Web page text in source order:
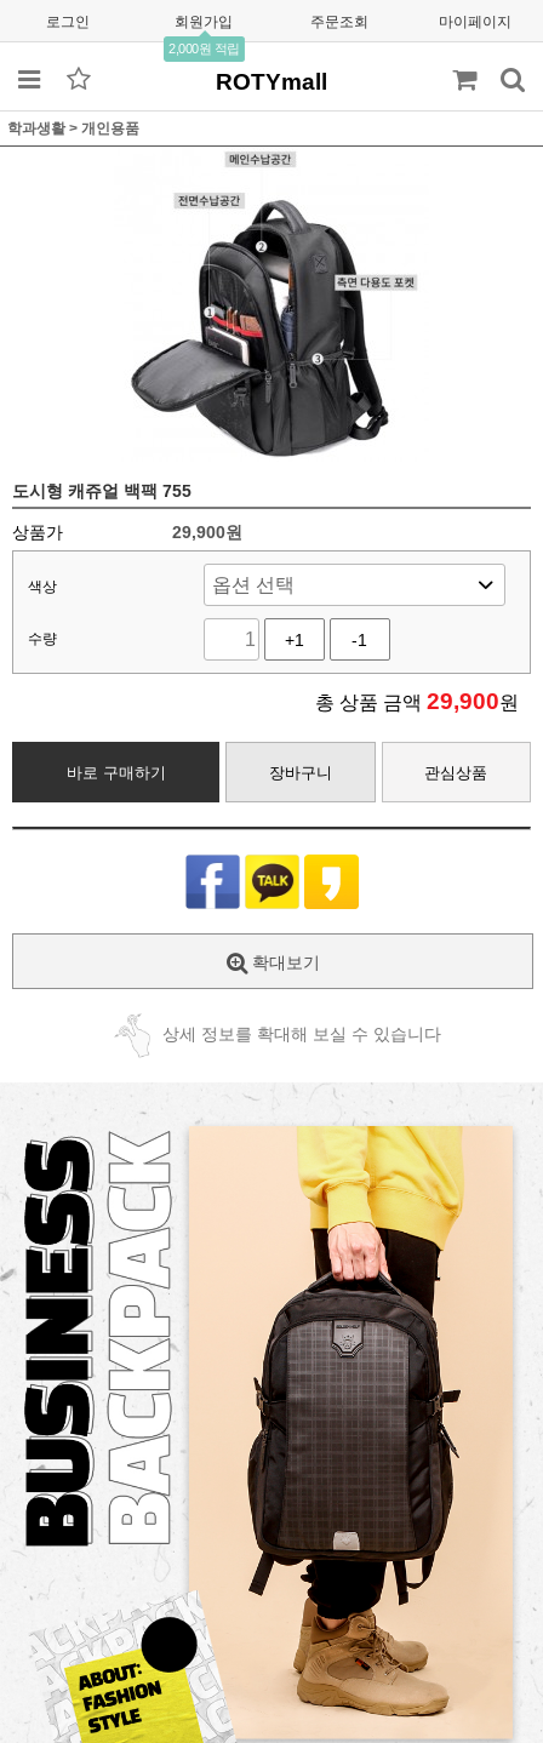
로그인 회원가입
2,000원 적립
주문조회 마이페이지
ROTYmall
학과생활> 개인용품
도시형 캐쥬얼 백팩 755
상품가 29,900원
색상
수량 +1 -1
총 상품 금액 29,900원
바로 구매하기 장바구니 관심상품
확대보기
상세 정보를 확대해 보실 수 있습니다